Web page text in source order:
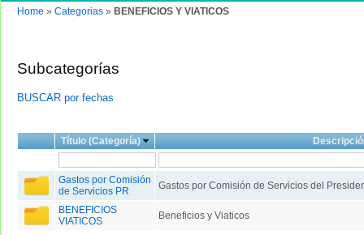
Home » Categorias » BENEFICIOS Y VIATICOS
Subcategorías
BUSCAR por fechas
Título (Categoría)
Gastos por Comisión
de Servicios PR
Gastos por Comisión de Servicios del
BENEFICIOS
VIATICOS
Beneficios y Viaticos